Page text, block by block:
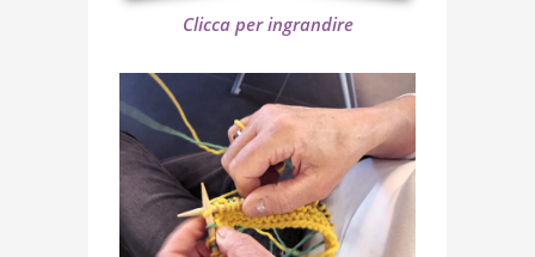
Clicca per ingrandire